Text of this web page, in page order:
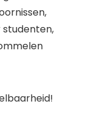
studenten,